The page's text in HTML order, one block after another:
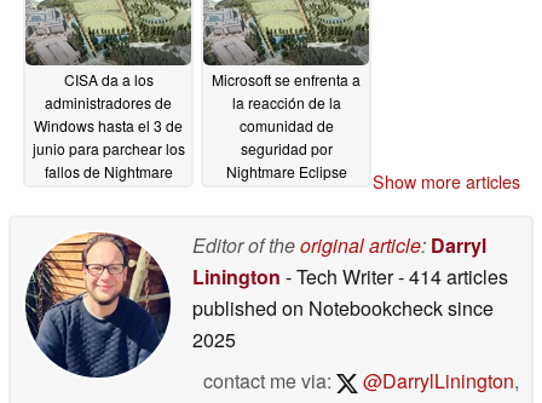
CISA da a los
administradores de
Windows hasta el 3 de
junio para parchear los
fallos de Nightmare
Microsoft se enfrenta a
la reacción de la
comunidad de
seguridad por
Nightmare Eclipse
Show more articles
Editor of theoriginal article: Darryl
Linington - Tech Writer- 414 articles
published on Notebookchecksince
2025
contact me via:
@DarrylLinington,